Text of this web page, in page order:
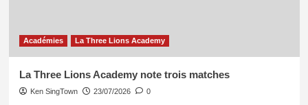
Académies La Three Lions Academy
La Three Lions Academy note trois matches
Ken SingTown 23/07/2026 0